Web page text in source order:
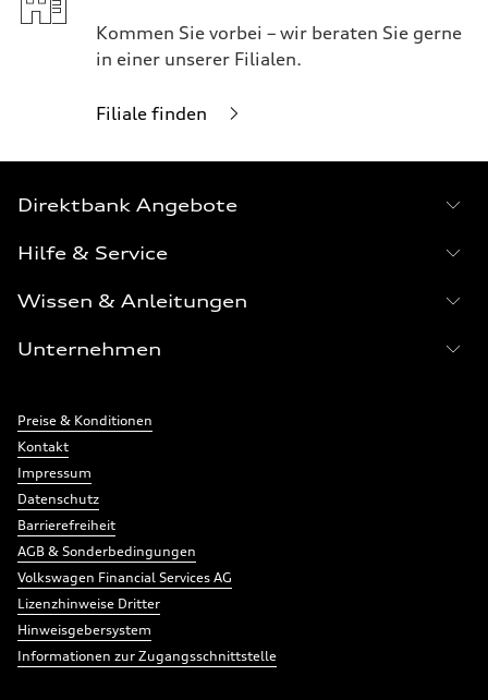
Kommen Sie vorbei – wir beraten Sie gerne
in einer unserer Filialen.
Filiale finden
Footer
Direktbank Angebote
Links:
Hilfe & Service
Links:
Wissen & Anleitungen
Links:
Unternehmen
Meta
Navigation
Preise & Konditionen
Kontakt
Impressum
Datenschutz
Barrierefreiheit
AGB & Sonderbedingungen
Volkswagen Financial Services AG
Lizenzhinweise Dritter
Hinweisgebersystem
Informationen zur Zugangsschnittstelle
Social
Media
Network
Links